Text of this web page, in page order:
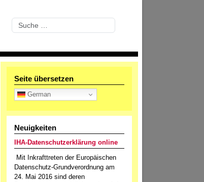
Suchen
Seite übersetzen
German
Neuigkeiten
IHA-Datenschutzerklärung online
Mit Inkrafttreten der Europäischen
Datenschutz-Grundverordnung am
24. Mai 2016 sind deren